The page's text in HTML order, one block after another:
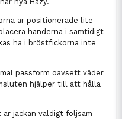
är positionerade lite
händerna i samtidigt
ha i bröstfickorna inte
passform oavsett väder
hjälper till att hålla
jackan väldigt följsam